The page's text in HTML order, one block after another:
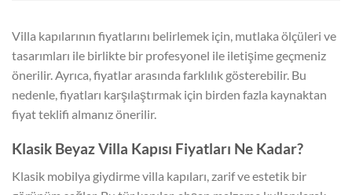
Villa kapılarının fiyatlarını belirlemek için, mutlaka ölçüleri ve
tasarımları ile birlikte bir profesyonel ile iletişime geçmeniz
önerilir. Ayrıca, fiyatlar arasında farklılık gösterebilir. Bu
nedenle, fiyatları karşılaştırmak için birden fazla kaynaktan
fiyat teklifi almanız önerilir.
Klasik Beyaz Villa Kapısı Fiyatları Ne Kadar?
Klasik mobilya giydirme villa kapıları, zarif ve estetik bir